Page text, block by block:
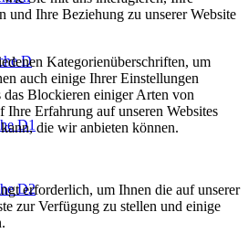
D
D1
D2
und Ihre Beziehung zu unserer Website
Kategorienüberschriften, um
auch einige Ihrer Einstellungen
das Blockieren einiger Arten von
Erfahrung auf unseren Websites
die wir anbieten können.
erforderlich, um Ihnen die auf unserer
zur Verfügung zu stellen und einige